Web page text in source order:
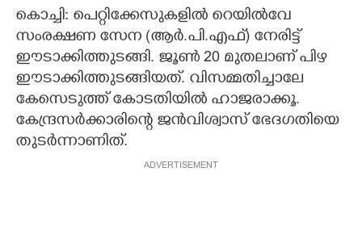
CARTOONS
LITERATURE
ZOOM
CONTACT US
കൊച്ചി: പെറ്റിക്കേസുകളിൽ റെയിൽവേ
സംരക്ഷണ സേന (ആർ.പി.എഫ്) നേരിട്ട്
ഈടാക്കിത്തുടങ്ങി. ജൂൺ 20 മുതലാണ് പിഴ
ഈടാക്കിത്തുടങ്ങിയത്. വിസമ്മതിച്ചാലേ
കേസെടുത്ത് കോടതിയിൽ ഹാജരാക്കൂ.
കേന്ദ്രസർക്കാരിന്റെ ജൻവിശ്വാസ് ഭേദഗതിയെ
തുടർന്നാണിത്.
ADVERTISEMENT